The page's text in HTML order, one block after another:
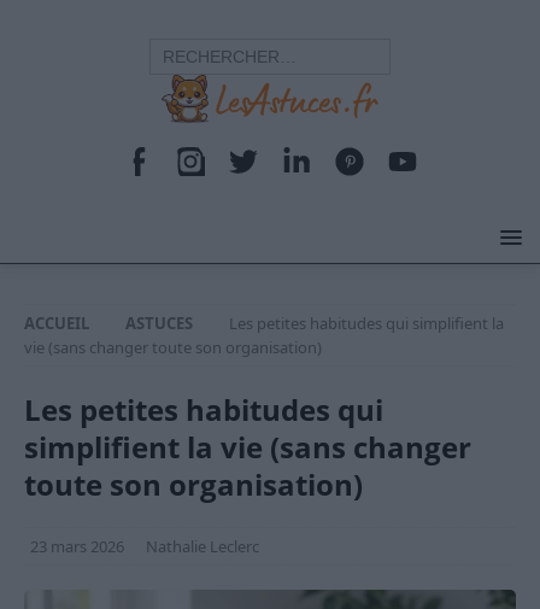
ACCUEIL ASTUCES
Les petites habitudes qui simplifient la
vie (sans changer toute son organisation)
Les petites habitudes qui
simplifient la vie (sans changer
toute son organisation)
23 mars 2026 Nathalie Leclerc